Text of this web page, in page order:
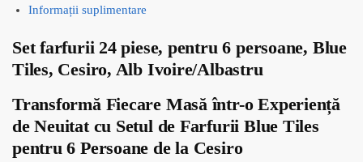
Informații suplimentare
Set farfurii 24 piese, pentru 6 persoane, Blue
Tiles, Cesiro, Alb Ivoire/Albastru
Transformă Fiecare Masă într-o Experiență
de Neuitat cu Setul de Farfurii Blue Tiles
pentru 6 Persoane de la Cesiro